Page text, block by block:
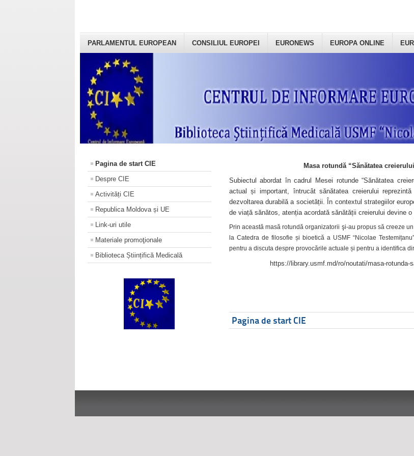
PARLAMENTUL EUROPEAN CONSILIUL EUROPEI EURONEWS EUROPA ONLINE
Pagina de start CIE
Despre CIE
Activități CIE
Republica Moldova și UE
Link-uri utile
Materiale promoţionale
Biblioteca Științifică Medicală
Masa rotundă “Sănătatea
Subiectul abordat în cadrul Mesei rotunde “Sănătatea
actual și important, întrucât sănătatea creierului
dezvoltarea durabilă a societății. În contextul strategiilor
de viață sănătos, atenția acordată sănătății creierului devine
Prin această masă rotundă organizatorii şi-au propus să creeze
la Catedra de filosofie și bioetică a USMF “Nicolae
pentru a discuta despre provocările actuale și pentru a identifica
https://library.usmf.md/ro/noutati/masa-rotunda-
Pagina de start CIE